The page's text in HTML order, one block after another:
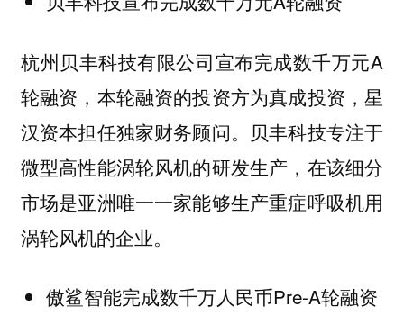
杭州贝丰科技有限公司宣布完成数千万元A
轮融资，本轮融资的投资方为真成投资，星
汉资本担任独家财务顾问。贝丰科技专注于
微型高性能涡轮风机的研发生产，在该细分
市场是亚洲唯一一家能够生产重症呼吸机用
涡轮风机的企业。
傲鲨智能完成数千万人民币Pre-A轮融资